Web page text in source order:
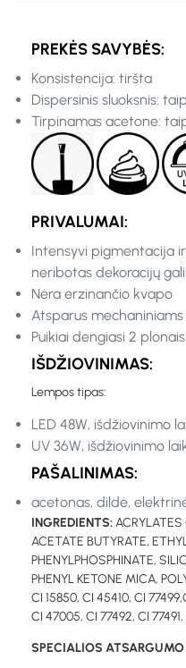
PREKĖS SAVYBĖS:
Konsistencija: tiršta
Dispersinis sluoksnis: taip
Tirpinamas acetone:
PRIVALUMAI:
Intensyvi pigmentacija
neribotas dekoracijų
Nėra erzinančio kvapo
Atsparus
Puikiai dengiasi 2
IŠDŽIOVINIMAS:
Lempos tipas:
LED 48W, išdžiovinimo
UV 36W, išdžiovinimo
PAŠALINIMAS:
acetonas, dildė,
INGREDIENTS:ACRYLATES
ACETATE BUTYRATE,
PHENYLPHOSPHINATE,
PHENYL KETONE MICA,
CI 15850, CI 45410, CI
CI 47005, CI 77492, CI
SPECIALIOS ATSARGUMO